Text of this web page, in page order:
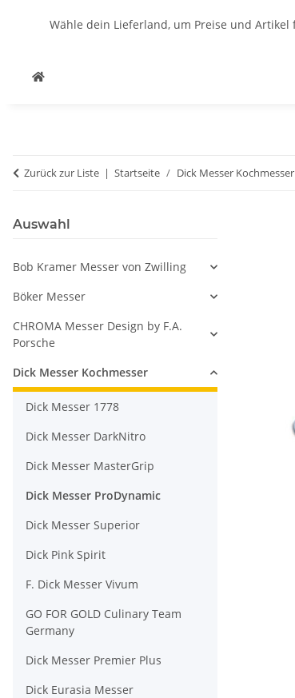
Wähle dein Lieferland, um Preise und
Zurück zur Liste Startseite Dick Messer Kochmesser
Auswahl
Bob Kramer Messer von Zwilling
Böker Messer
CHROMA Messer Design by F.A.
Porsche
Dick Messer Kochmesser
Dick Messer 1778
Dick Messer DarkNitro
Dick Messer MasterGrip
Dick Messer ProDynamic
Dick Messer Superior
Dick Pink Spirit
F. Dick Messer Vivum
GO FOR GOLD Culinary Team
Germany
Dick Messer Premier Plus
Dick Eurasia Messer